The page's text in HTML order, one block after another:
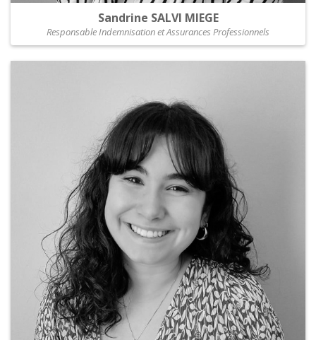
Sandrine SALVI MIEGE
Responsable Indemnisation et Assurances Professionnels